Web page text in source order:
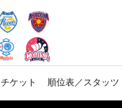
チケット 順位表／スタッツ